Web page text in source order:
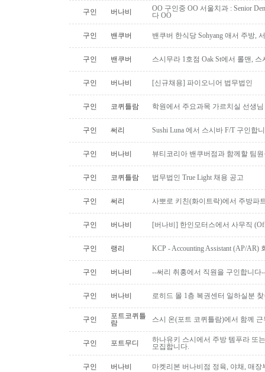
구인 버나비
OO 구인중 OO 서울치과 : Senior
다 OO
구인 밴쿠버 밴쿠버 한식당 Sohyang 애서 주방,
구인 밴쿠버 스시무라 1호점 Oak St에서 롤맨,
구인 버나비 [신규채용] 파이오니어 법무법인
구인 코퀴틀람 학원에서 주요과목 가르치실 선생
구인 써리 Sushi Luna 에서 스시바 F/T 구인합
구인 버나비 뷰티코리아 밴쿠버점과 함께할 팀
구인 코퀴틀람 법무법인 True Light 채용 공고
구인 써리 사뽀로 키친(화이트락)에서 주방파
구인 버나비 [버나비] 한인모터스에서 사무직
구인 랭리 KCP - Accounting Assistant (AP/
구인 버나비 --써리 취홍에서 직원을 구인합니다
구인 버나비 로히드 몰 1층 복권센터 일하실분
구인
포트코퀴틀
람
스시 온(포트 코퀴틀람)에서 함께
구인 포트무디
하나유키 스시에서 주방 템푸라 또
모집합니다.
구인 버나비 마켓리본 버나비점 정육, 야채, 매